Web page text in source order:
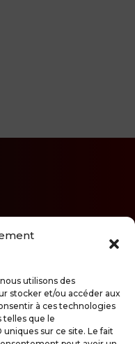
utilisons des
stocker et/ou accéder aux
à ces technologies
telles que le
sur ce site. Le fait